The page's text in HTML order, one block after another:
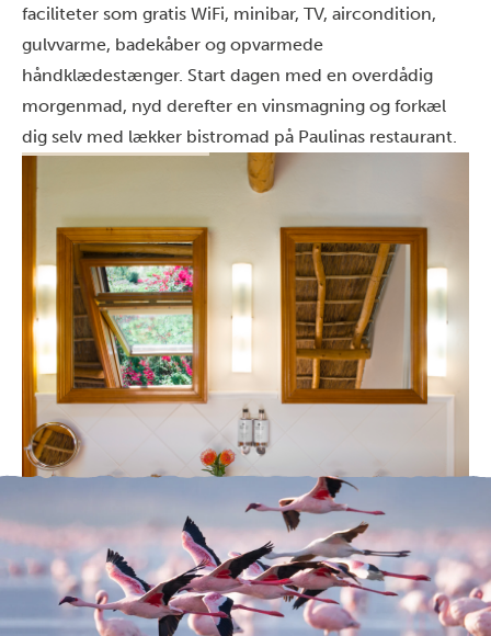
faciliteter som gratis WiFi, minibar, TV, aircondition,
gulvvarme, badekåber og opvarmede
håndklædestænger. Start dagen med en overdådig
morgenmad, nyd derefter en vinsmagning og forkæl
dig selv med lækker bistromad på Paulinas restaurant.